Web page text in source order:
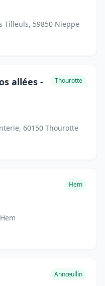
Tilleuls, 59850 Nieppe
allées -
Thourotte
60150 Thourotte
Hem
Annœullin